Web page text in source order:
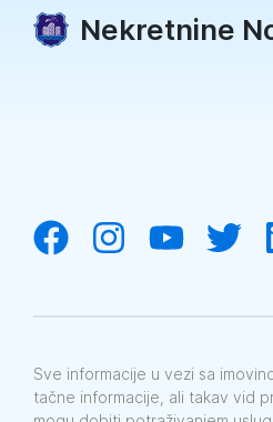
Nekretnine
Sve informacije u vezi sa
tačne informacije, ali takav vid